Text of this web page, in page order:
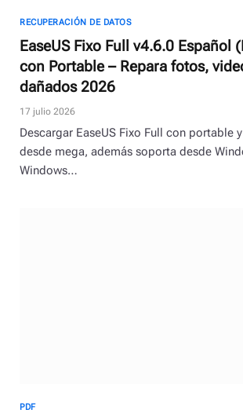
RECUPERACIÓN DE DATOS
EaseUS Fixo Full v4.6.0 Español
con Portable – Repara fotos,
dañados 2026
17 julio 2026
Descargar EaseUS Fixo Full con portable
desde mega, además soporta desde
Windows…
PDF